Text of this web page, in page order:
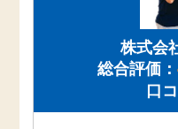
株式会
総合評価：
口